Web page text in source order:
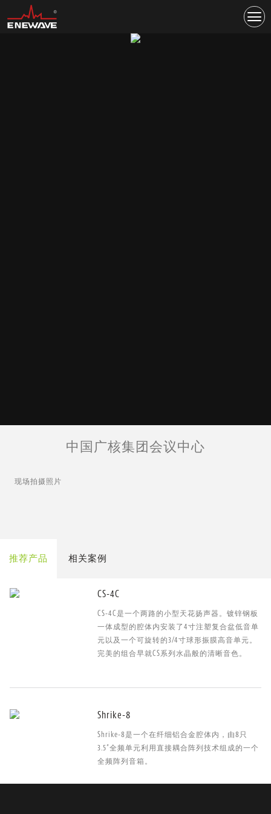
中国广核集团会议中心
现场拍摄照片
推荐产品 相关案例
CS-4C
CS-4C是一个两路的小型天花扬声器。镀锌钢板
一体成型的腔体内安装了4寸注塑复合盆低音单
元以及一个可旋转的3/4寸球形振膜高音单元。
完美的组合早就CS系列水晶般的清晰音色。
Shrike-8
Shrike-8是一个在纤细铝合金腔体内，由8只
3.5”全频单元利用直接耦合阵列技术组成的一个
全频阵列音箱。